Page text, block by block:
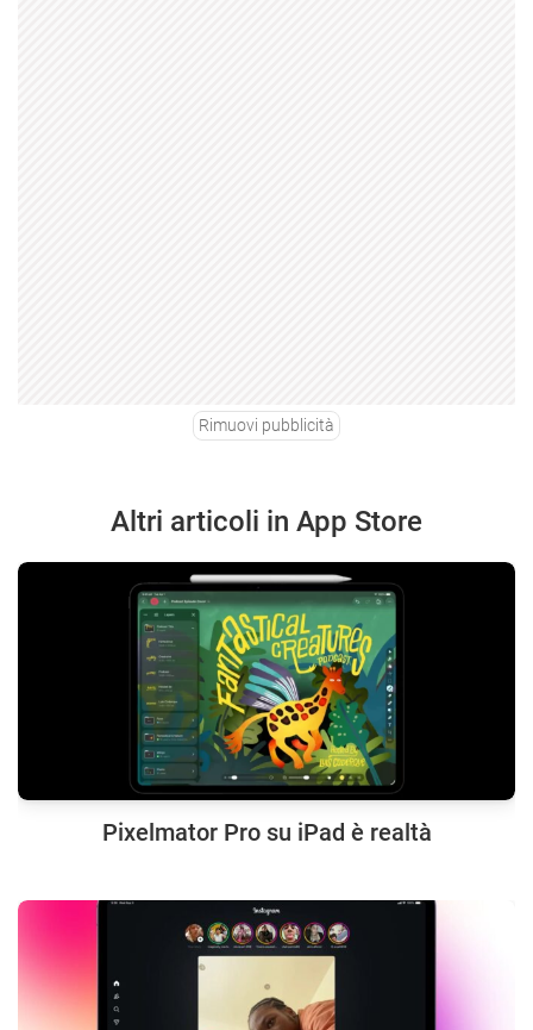
Rimuovi pubblicità
Altri articoli in App Store
Pixelmator Pro su iPad è realtà